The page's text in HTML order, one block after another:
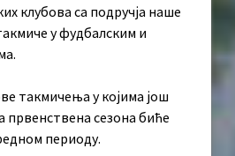
клубова са подручја наше
у фудбалским и
такмичења у којима још
првенствена сезона биће
периоду.